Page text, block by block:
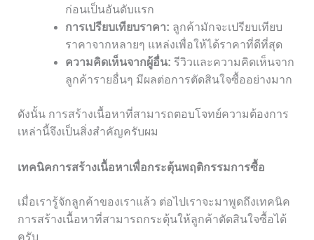
ก่อนเป็นอันดับแรก
การเปรียบเทียบราคา: ลูกค้ามักจะเปรียบเทียบ
ราคาจากหลายๆ แหล่งเพื่อให้ได้ราคาที่ดีที่สุด
ความคิดเห็นจากผู้อื่น: รีวิวและความคิดเห็นจาก
ลูกค้ารายอื่นๆ มีผลต่อการตัดสินใจซื้ออย่างมาก
ดังนั้น การสร้างเนื้อหาที่สามารถตอบโจทย์ความต้องการ
เหล่านี้จึงเป็นสิ่งสำคัญครับผม
เทคนิคการสร้างเนื้อหาเพื่อกระตุ้นพฤติกรรมการซื้อ
เมื่อเรารู้จักลูกค้าของเราแล้ว ต่อไปเราจะมาพูดถึงเทคนิค
การสร้างเนื้อหาที่สามารถกระตุ้นให้ลูกค้าตัดสินใจซื้อได้
ครับ